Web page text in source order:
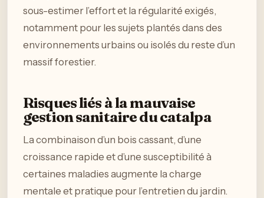
sous-estimer l’effort et la régularité exigés,
notamment pour les sujets plantés dans des
environnements urbains ou isolés du reste d’un
massif forestier.
Risques liés à la mauvaise
gestion sanitaire du catalpa
La combinaison d’un bois cassant, d’une
croissance rapide et d’une susceptibilité à
certaines maladies augmente la charge
mentale et pratique pour l’entretien du jardin.